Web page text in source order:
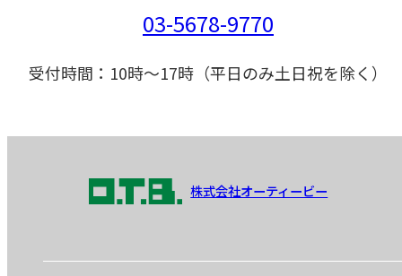
03-5678-9770
受付時間：10時～17時（平日のみ土日祝を除く）
株式会社オーティービー